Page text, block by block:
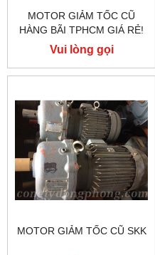
MOTOR GIẢM TỐC CŨ
HÀNG BÃI TPHCM GIÁ RẺ!
Vui lòng gọi
MOTOR GIẢM TỐC CŨ SKK